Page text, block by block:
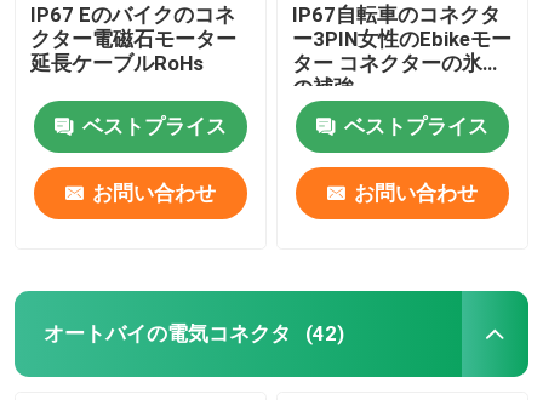
IP67 Eのバイクのコネ
クター電磁石モーター
延長ケーブルRoHs
ベストプライス
お問い合わせ
IP67自転車のコネクタ
ー3PIN女性のEbikeモー
ター コネクターの氷結
の補強
ベストプライス
お問い合わせ
オートバイの電気コネクタ (42)